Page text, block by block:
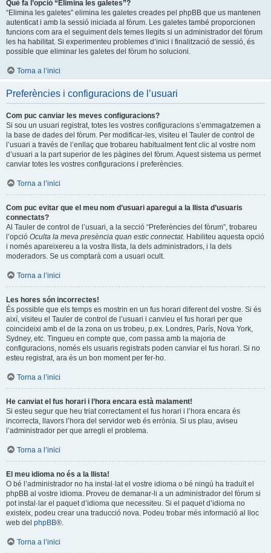
Què fa l’opció “Elimina les galetes”?
“Elimina les galetes” elimina les galetes creades pel phpBB que us mantenen
autenticat i amb la sessió iniciada al fòrum. Les galetes també proporcionen
funcions com ara el seguiment dels temes llegits si un administrador del fòrum
les ha habilitat. Si experimenteu problemes d’inici i finalització de sessió, és
possible que eliminar les galetes del fòrum ho solucioni.
Torna a l’inici
Preferències i configuracions de l’usuari
Com puc canviar les meves configuracions?
Si sou un usuari registrat, totes les vostres configuracions s’emmagatzemen a
la base de dades del fòrum. Per modificar-les, visiteu el Tauler de control de
l’usuari a través de l’enllaç que trobareu habitualment fent clic al vostre nom
d’usuari a la part superior de les pàgines del fòrum. Aquest sistema us permet
canviar totes les vostres configuracions i preferències.
Torna a l’inici
Com puc evitar que el meu nom d’usuari aparegui a la llista d’usuaris
connectats?
Al Tauler de control de l’usuari, a la secció “Preferències del fòrum”, trobareu
l’opció Oculta la meva presència quan estic connectat. Habiliteu aquesta opció
i només apareixereu a la vostra llista, la dels administradors, i la dels
moderadors. Se us comptarà com a usuari ocult.
Torna a l’inici
Les hores són incorrectes!
És possible que els temps es mostrin en un fus horari diferent del vostre. Si és
així, visiteu el Tauler de control de l’usuari i canvieu el fus horari per que
coincideixi amb el de la zona on us trobeu, p.ex. Londres, París, Nova York,
Sydney, etc. Tingueu en compte que, com passa amb la majoria de
configuracions, només els usuaris registrats poden canviar el fus horari. Si no
esteu registrat, ara és un bon moment per fer-ho.
Torna a l’inici
He canviat el fus horari i l’hora encara està malament!
Si esteu segur que heu triat correctament el fus horari i l’hora encara és
incorrecta, llavors l’hora del servidor web és errònia. Si us plau, aviseu
l’administrador per que arregli el problema.
Torna a l’inici
El meu idioma no és a la llista!
O bé l’administrador no ha instal·lat el vostre idioma o bé ningú ha traduït el
phpBB al vostre idioma. Proveu de demanar-li a un administrador del fòrum si
pot instal·lar el paquet d’idioma que necessiteu. Si el paquet d’idioma no
existeix, podeu crear una traducció nova. Podeu trobar més informació al lloc
web del phpBB®.
Torna a l’inici